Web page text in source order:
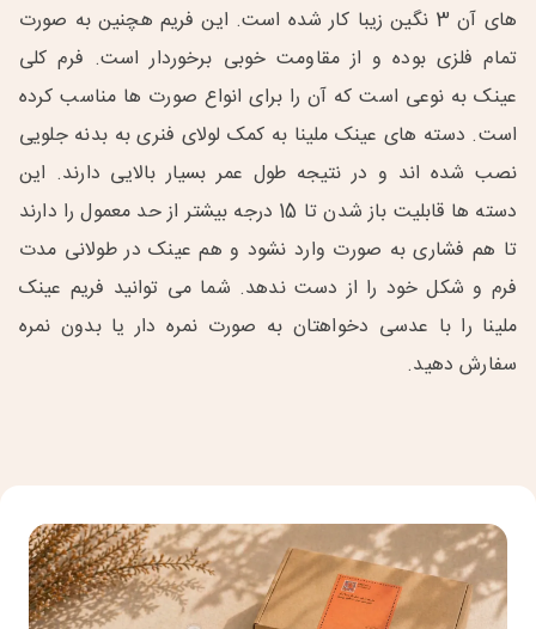
های آن 3 نگین زیبا کار شده است. این فریم هچنین به صورت
تمام فلزی بوده و از مقاومت خوبی برخوردار است. فرم کلی
عینک به نوعی است که آن را برای انواع صورت ها مناسب کرده
است. دسته های عینک ملینا به کمک لولای فنری به بدنه جلویی
نصب شده اند و در نتیجه طول عمر بسیار بالایی دارند. این
دسته ها قابلیت باز شدن تا 15 درجه بیشتر از حد معمول را دارند
تا هم فشاری به صورت وارد نشود و هم عینک در طولانی مدت
فرم و شکل خود را از دست ندهد. شما می توانید فریم عینک
ملینا را با عدسی دخواهتان به صورت نمره دار یا بدون نمره
سفارش دهید.